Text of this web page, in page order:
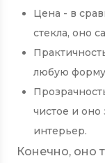
Цена - в
стекла, оно
любую
чистое и
интерьер.
Конечно, оно